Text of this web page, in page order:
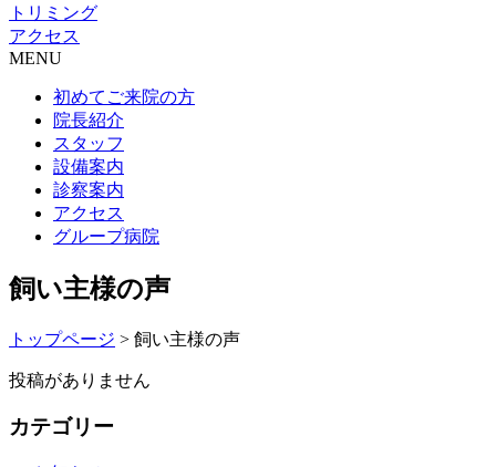
トリミング
アクセス
MENU
初めてご来院の方
院長紹介
スタッフ
設備案内
診察案内
アクセス
グループ病院
飼い主様の声
トップページ > 飼い主様の声
投稿がありません
カテゴリー